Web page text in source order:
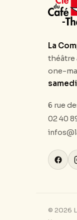
La
théâtre
one-
samedi
6 rue
02 40
© 2026